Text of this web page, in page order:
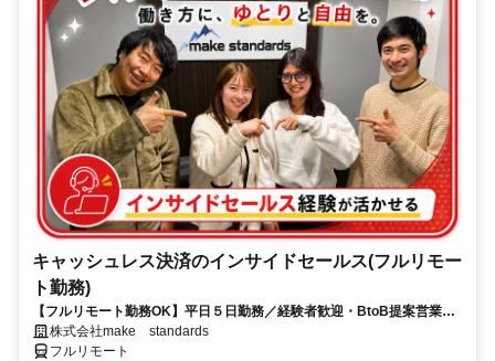
キャッシュレス決済のインサイドセールス(フルリモー
ト勤務)
【フルリモート勤務OK】平日５日勤務／経験者歓迎・BtoB提案営業で
スキルアップ
株式会社make standards
フルリモート